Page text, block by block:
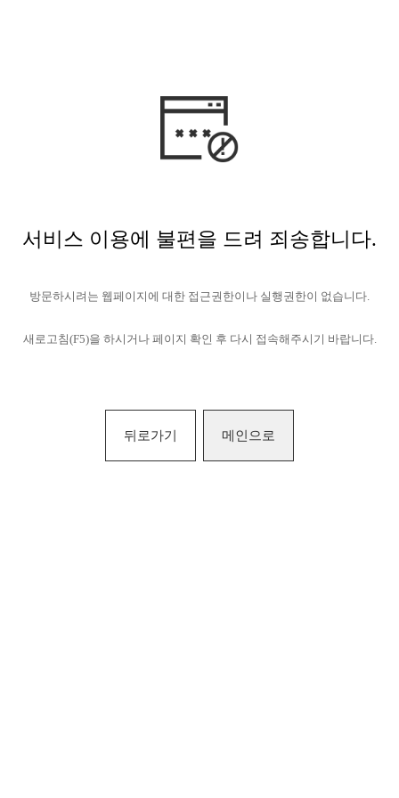
서비스 이용에 불편을 드려 죄송합니다.
방문하시려는 웹페이지에 대한 접근권한이나 실행권한이 없습니다.
새로고침(F5)을 하시거나 페이지 확인 후 다시 접속해주시기 바랍니다.
뒤로가기 메인으로